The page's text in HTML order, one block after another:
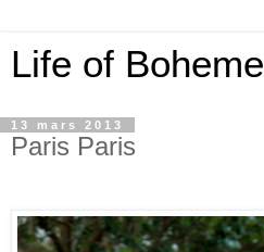
Life of Boheme
13 mars 2013
Paris Paris